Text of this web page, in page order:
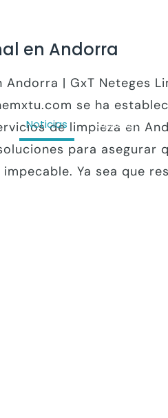
Noticias Contacto
en Andorra
Andorra | GxT Neteges
se ha
de limpieza en
para asegurar
Ya sea que